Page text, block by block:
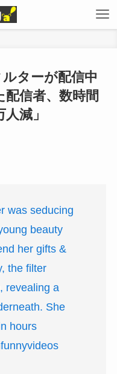
ターが配信中
信者、数時間
減」
was seducing
beauty
her gifts &
the filter
revealing a
She
hours
funnyvideos